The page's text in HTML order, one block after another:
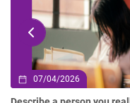
07/04/2026